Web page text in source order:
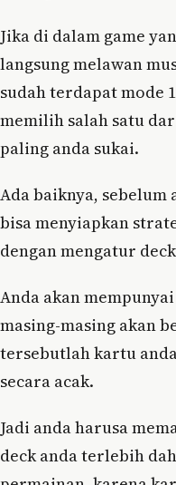
Jika di dalam game
langsung melawan
sudah terdapat mode
memilih salah satu
paling anda sukai.
Ada baiknya, sebelum
bisa menyiapkan
dengan mengatur
Anda akan
masing-masing akan
tersebutlah kartu
secara acak.
Jadi anda harusa
deck anda terlebih